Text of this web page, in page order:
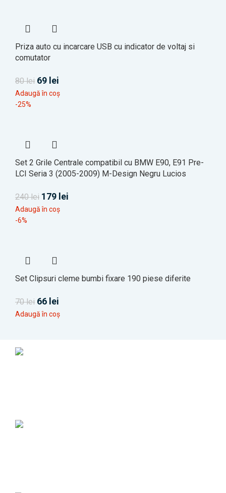
Priza auto cu incarcare USB cu indicator de voltaj si
comutator
80lei 69 lei
Adaugă în coș
-25%
Set 2 Grile Centrale compatibil cu BMW E90, E91 Pre-
LCI Seria 3 (2005-2009) M-Design Negru Lucios
240lei 179 lei
Adaugă în coș
-6%
Set Clipsuri cleme bumbi fixare 190 piese diferite
70lei 66 lei
Adaugă în coș